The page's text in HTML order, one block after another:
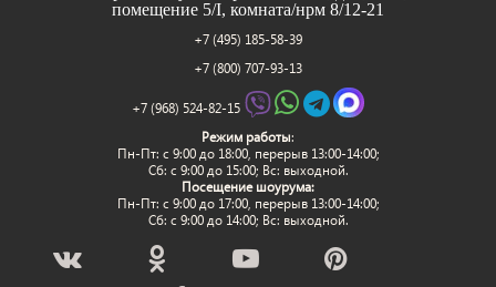
помещение 5/I, комната/нрм 8/12-21
+7 (495) 185-58-39
+7 (800) 707-93-13
+7 (968) 524-82-15
Режим работы:
Пн-Пт: c 9:00 до 18:00, перерыв 13:00-14:00;
Сб: с 9:00 до 15:00; Вс: выходной.
Посещение шоурума:
Пн-Пт: c 9:00 до 17:00, перерыв 13:00-14:00;
Сб: с 9:00 до 14:00; Вс: выходной.